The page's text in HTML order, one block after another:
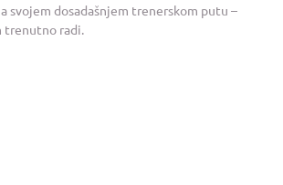
svojem dosadašnjem trenerskom putu –
trenutno radi.